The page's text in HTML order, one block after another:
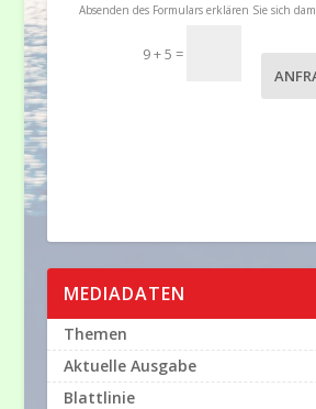
Absenden des Formulars erklären Sie sich
9 + 5 =
MEDIADATEN
Themen
Aktuelle Ausgabe
Blattlinie